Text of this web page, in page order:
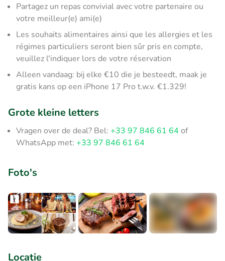
Partagez un repas convivial avec votre partenaire ou
votre meilleur(e) ami(e)
Les souhaits alimentaires ainsi que les allergies et les
régimes particuliers seront bien sûr pris en compte,
veuillez l'indiquer lors de votre réservation
Alleen vandaag: bij elke €10 die je besteedt, maak je
gratis kans op een iPhone 17 Pro t.w.v. €1.329!
Grote kleine letters
Vragen over de deal? Bel: +33 97 846 61 64 of
WhatsApp met: +33 97 846 61 64
Foto's
Locatie